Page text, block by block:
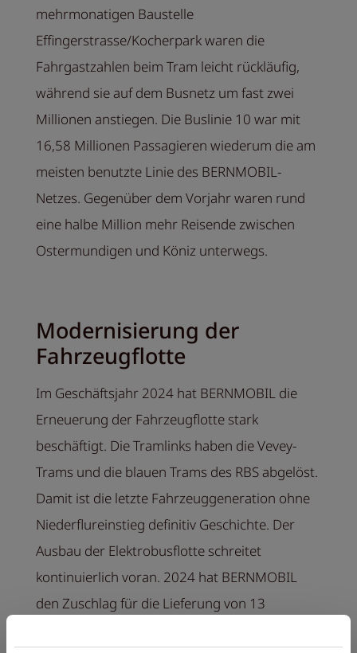
mehrmonatigen Baustelle
Effingerstrasse/Kocherpark waren die
Fahrgastzahlen beim Tram leicht rückläufig,
während sie auf dem Busnetz um fast zwei
Millionen anstiegen. Die Buslinie 10 war mit
16,58 Millionen Passagieren wiederum die am
meisten benutzte Linie des BERNMOBIL-
Netzes. Gegenüber dem Vorjahr waren rund
eine halbe Million mehr Reisende zwischen
Ostermundigen und Köniz unterwegs.
Modernisierung der
Fahrzeugflotte
Im Geschäftsjahr 2024 hat BERNMOBIL die
Erneuerung der Fahrzeugflotte stark
beschäftigt. Die Tramlinks haben die Vevey-
Trams und die blauen Trams des RBS abgelöst.
Damit ist die letzte Fahrzeuggeneration ohne
Niederflureinstieg definitiv Geschichte. Der
Ausbau der Elektrobusflotte schreitet
kontinuierlich voran. 2024 hat BERNMOBIL
den Zuschlag für die Lieferung von 13